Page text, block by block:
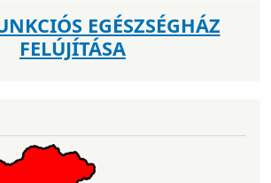
EGÉSZSÉGHÁZ
FELÚJÍTÁSA